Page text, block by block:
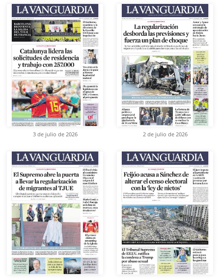
3 de julio de 2026 2 de julio de 2026